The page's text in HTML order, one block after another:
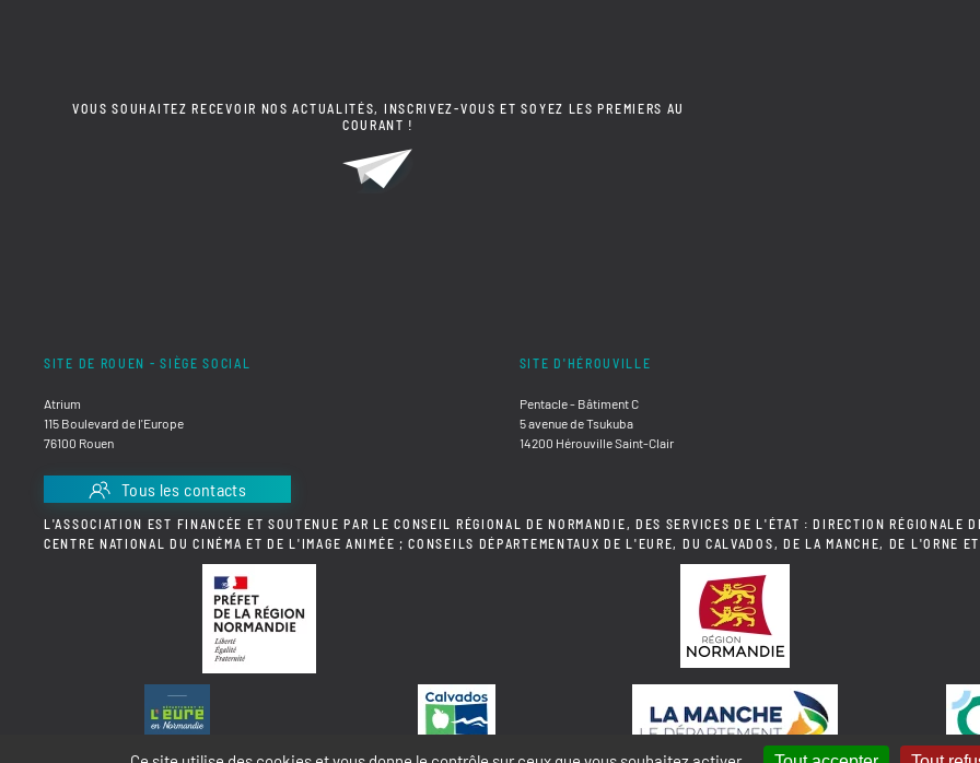
VOUS SOUHAITEZ RECEVOIR NOS ACTUALITÉS, INSCRIVEZ-VOUS ET SOYEZ LES PREMIERS AU
COURANT !
SITE DE ROUEN - SIÈGE SOCIAL
Atrium
115 Boulevard de l'Europe
76100 Rouen
Tous les contacts
SITE D'HÉROUVILLE
Pentacle - Bâtiment C
5 avenue de Tsukuba
14200 Hérouville Saint-Clair
L'ASSOCIATION EST FINANCÉE ET SOUTENUE PAR LE CONSEIL RÉGIONAL DE NORMANDIE, DES SERVICES DE L'ÉTAT : DIRECTION RÉGIONALE
CENTRE NATIONAL DU CINÉMA ET DE L'IMAGE ANIMÉE ; CONSEILS DÉPARTEMENTAUX DE L'EURE, DU CALVADOS, DE LA MANCHE, DE L'ORNE